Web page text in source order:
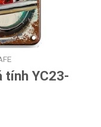
tính YC23-